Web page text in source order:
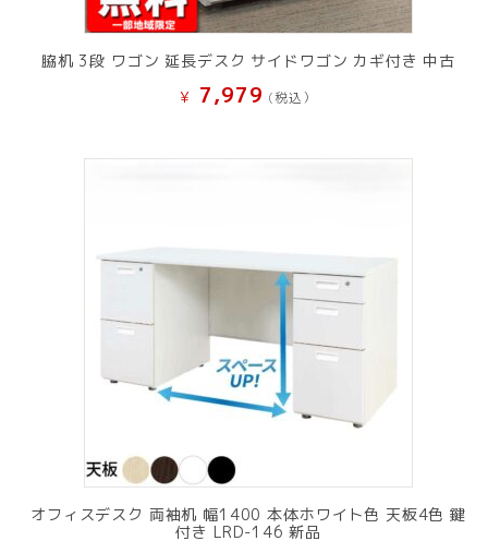
脇机 3段 ワゴン 延長デスク サイドワゴン カギ付き 中古
¥ 7,979 (税込）
オフィスデスク 両袖机 幅1400 本体ホワイト色 天板4色 鍵
付き LRD-146 新品